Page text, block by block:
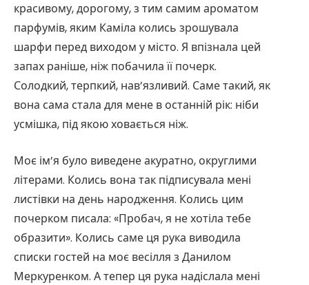
красивому, дорогому, з тим самим ароматом
парфумів, яким Каміла колись зрошувала
шарфи перед виходом у місто. Я впізнала цей
запах раніше, ніж побачила її почерк.
Солодкий, терпкий, нав’язливий. Саме такий, як
вона сама стала для мене в останній рік: ніби
усмішка, під якою ховається ніж.
Моє ім’я було виведене акуратно, округлими
літерами. Колись вона так підписувала мені
листівки на день народження. Колись цим
почерком писала: «Пробач, я не хотіла тебе
образити». Колись саме ця рука виводила
списки гостей на моє весілля з Данилом
Меркуренком. А тепер ця рука надіслала мені